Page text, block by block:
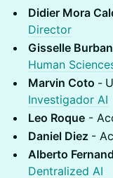
Didier Mora
Director
Gisselle
Human
Marvin Coto -
Investigador AI
Leo Roque -
Daniel Diez -
Alberto
Dentralized AI